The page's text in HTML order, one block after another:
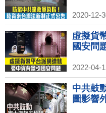
2020-12-
虛擬貨
國安問
2022-04-
中共鼓
圖影響